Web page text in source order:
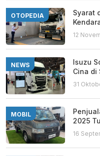
OTOPEDIA
Syarat
12
NEWS
Isuzu
Cina di
31
MOBIL
2025
16